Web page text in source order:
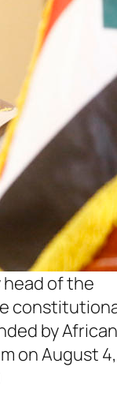
head of the
by African
on August 4,